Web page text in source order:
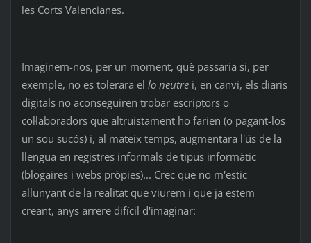
les Corts Valencianes.
Imaginem-nos, per un moment, què passaria si, per
exemple, no es tolerara el lo neutre i, en canvi, els diaris
digitals no aconseguiren trobar escriptors o
col·laboradors que altruistament ho farien (o pagant-los
un sou sucós) i, al mateix temps, augmentara l'ús de la
llengua en registres informals de tipus informàtic
(blogaires i webs pròpies)... Crec que no m'estic
allunyant de la realitat que viurem i que ja estem
creant, anys arrere difícil d'imaginar: